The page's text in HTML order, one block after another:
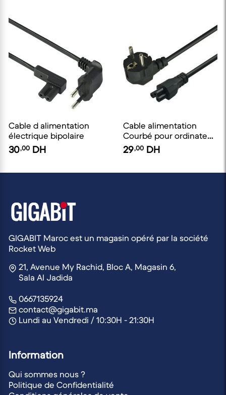
Cable d alimentation
électrique bipolaire
30,00 DH
Cable alimentation
Courbé pour ordinateur
portable
29,00 DH
GIGABIT Maroc est un magasin opéré par la société
Rocket Web
21, Avenue My Rachid, Bloc A, Magasin 6,
Sala Al Jadida
0667135924
contact@gigabit.ma
Lundi au Vendredi / 10:30H - 21:30H
Information
Qui sommes nous ?
Politique de Confidentialité